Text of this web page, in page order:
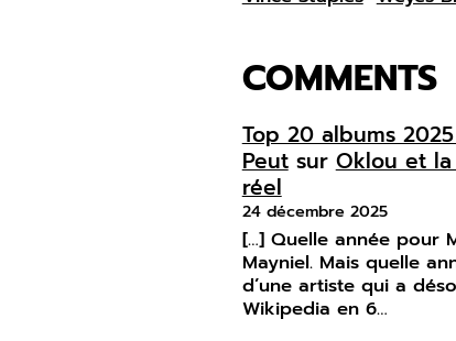
COMMENTS
Top 20 albums
PeutsurOklou et
réel
24 décembre 2025
[…] Quelle année pour
Mayniel. Mais quelle
d’une artiste qui a
Wikipedia en 6…